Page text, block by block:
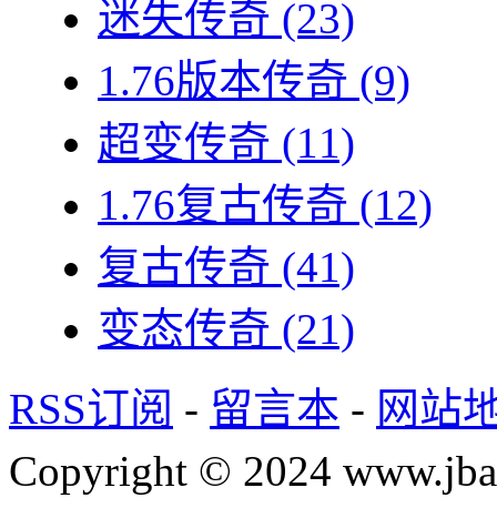
迷失传奇 (23)
1.76版本传奇 (9)
超变传奇 (11)
1.76复古传奇 (12)
复古传奇 (41)
变态传奇 (21)
RSS订阅 - 留言本 - 网站
Copyright © 2024